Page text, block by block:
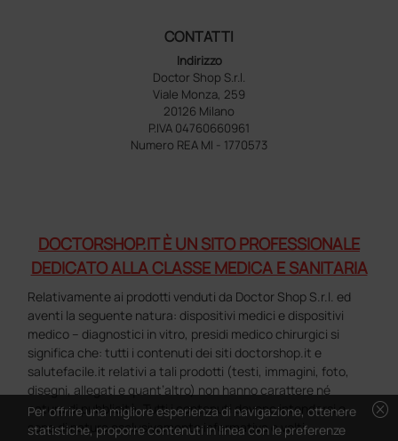
CONTATTI
Indirizzo
Doctor Shop S.r.l.
Viale Monza, 259
20126 Milano
P.IVA 04760660961
Numero REA MI - 1770573
DOCTORSHOP.IT È UN SITO PROFESSIONALE
DEDICATO ALLA CLASSE MEDICA E SANITARIA
Relativamente ai prodotti venduti da Doctor Shop S.r.l. ed
aventi la seguente natura: dispositivi medici e dispositivi
medico – diagnostici in vitro, presidi medico chirurgici si
significa che: tutti i contenuti dei siti doctorshop.it e
salutefacile.it relativi a tali prodotti (testi, immagini, foto,
disegni, allegati e quant’altro) non hanno carattere né
natura di pubblicità. Tutti i contenuti devono intendersi e
sono di natura esclusivamente informativa e volti
cancel
Per offrire una migliore esperienza di navigazione, ottenere
statistiche, proporre contenuti in linea con le preferenze